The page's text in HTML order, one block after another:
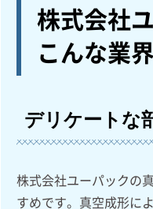
株式会社
こんな業
デリケートな
株式会社ユーパックの
すめです。真空成形に